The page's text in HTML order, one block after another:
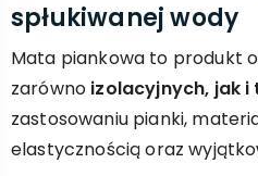
spłukiwanej wody
Mata piankowa to produkt
zarówno izolacyjnych, jak i
zastosowaniu pianki,
elastycznością oraz